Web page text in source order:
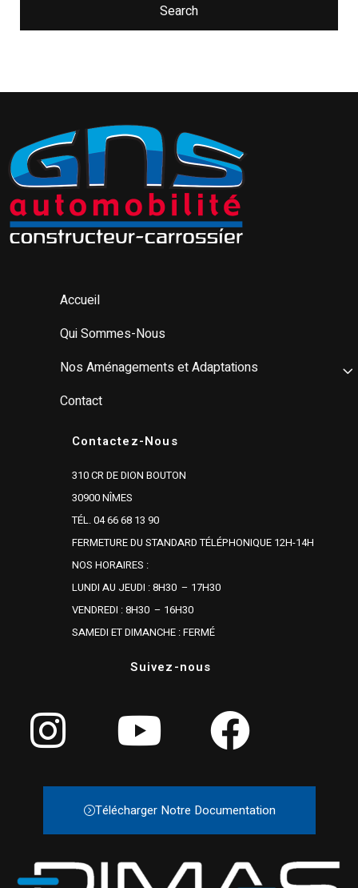
Search
Accueil
Qui Sommes-Nous
Nos Aménagements et Adaptations
Contact
Contactez-Nous
310 CR DE DION BOUTON
30900 NÎMES
TÉL. 04 66 68 13 90
FERMETURE DU STANDARD TÉLÉPHONIQUE 12H-14H
NOS HORAIRES :
LUNDI AU JEUDI : 8H30 – 17H30
VENDREDI : 8H30 – 16H30
SAMEDI ET DIMANCHE : FERMÉ
Suivez-nous
Télécharger Notre Documentation